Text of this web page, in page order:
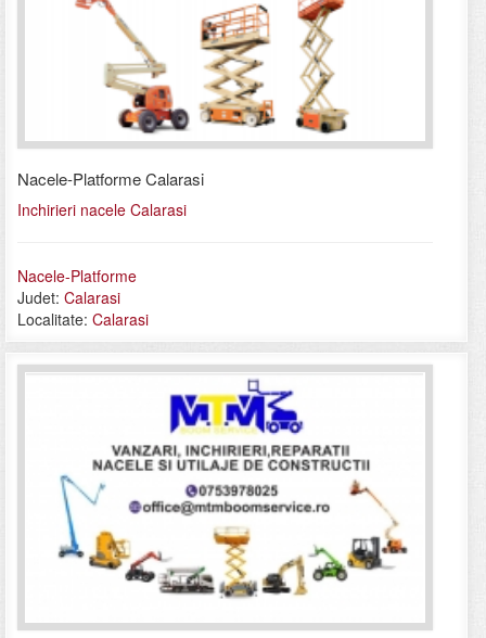
Nacele-Platforme Calarasi
Inchirieri nacele Calarasi
Nacele-Platforme
Judet: Calarasi
Localitate: Calarasi